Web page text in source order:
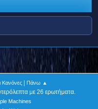
Κανόνες| Πάνω ▲
με 26 ερωτήματα.
Machines